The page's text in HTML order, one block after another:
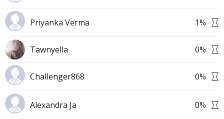
Priyanka Verma 1%
Tawnyella 0%
Challenger868 0%
Alexandra Ja 0%